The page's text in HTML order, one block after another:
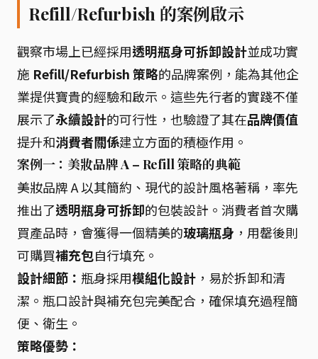
Refill/Refurbish 的案例啟示
觀察市場上已經採用透明瓶身可拆卸設計並成功實
施 Refill/Refurbish 策略的品牌案例，能為其他企
業提供寶貴的經驗和啟示。這些先行者的實踐不僅
展示了永續設計的可行性，也驗證了其在品牌價值
提升和消費者關係建立方面的積極作用。
案例一：美妝品牌 A – Refill 策略的典範
美妝品牌 A 以其簡約、現代的設計風格著稱，率先
推出了透明瓶身可拆卸的包裝設計。消費者首次購
買產品時，會獲得一個精美的玻璃瓶身 ，用罄後則
可購買補充包自行填充。
設計細節： 瓶身採用模組化設計 ，易於拆卸和清
潔。瓶口設計與補充包完美配合，確保填充過程簡
便、衛生。
策略優勢：